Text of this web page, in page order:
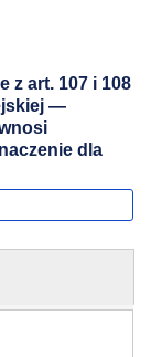
z art. 107 i 108
—
dla